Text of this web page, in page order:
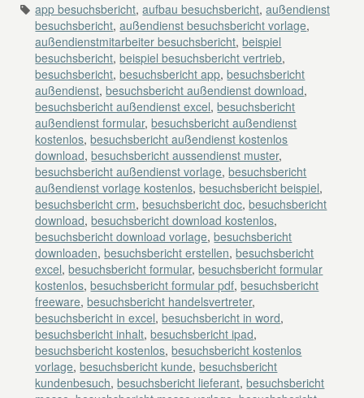
app besuchsbericht,aufbau besuchsbericht,außendienst
besuchsbericht,außendienst besuchsbericht vorlage,
außendienstmitarbeiter besuchsbericht,beispiel
besuchsbericht,beispiel besuchsbericht vertrieb,
besuchsbericht,besuchsbericht app,besuchsbericht
außendienst,besuchsbericht außendienst download,
besuchsbericht außendienst excel,besuchsbericht
außendienst formular,besuchsbericht außendienst
kostenlos,besuchsbericht außendienst kostenlos
download,besuchsbericht aussendienst muster,
besuchsbericht außendienst vorlage,besuchsbericht
außendienst vorlage kostenlos,besuchsbericht beispiel,
besuchsbericht crm,besuchsbericht doc,besuchsbericht
download,besuchsbericht download kostenlos,
besuchsbericht download vorlage,besuchsbericht
downloaden,besuchsbericht erstellen,besuchsbericht
excel,besuchsbericht formular,besuchsbericht formular
kostenlos,besuchsbericht formular pdf,besuchsbericht
freeware,besuchsbericht handelsvertreter,
besuchsbericht in excel,besuchsbericht in word,
besuchsbericht inhalt,besuchsbericht ipad,
besuchsbericht kostenlos,besuchsbericht kostenlos
vorlage,besuchsbericht kunde,besuchsbericht
kundenbesuch,besuchsbericht lieferant,besuchsbericht